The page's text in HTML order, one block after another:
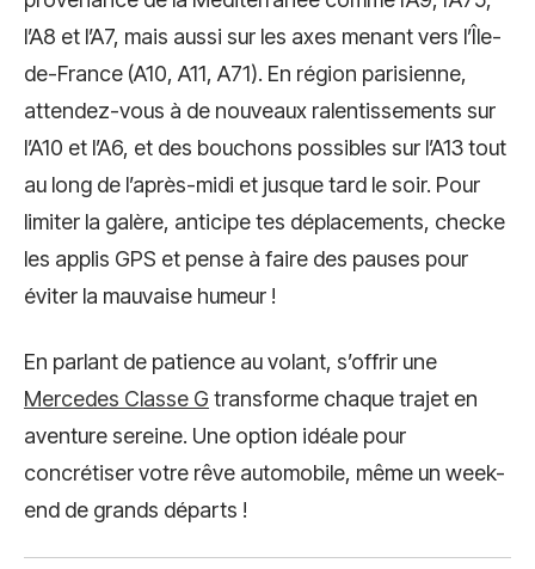
l’A8 et l’A7, mais aussi sur les axes menant vers l’Île-
de-France (A10, A11, A71). En région parisienne,
attendez-vous à de nouveaux ralentissements sur
l’A10 et l’A6, et des bouchons possibles sur l’A13 tout
au long de l’après-midi et jusque tard le soir. Pour
limiter la galère, anticipe tes déplacements, checke
les applis GPS et pense à faire des pauses pour
éviter la mauvaise humeur !
En parlant de patience au volant, s’offrir une
Mercedes Classe G transforme chaque trajet en
aventure sereine. Une option idéale pour
concrétiser votre rêve automobile, même un week-
end de grands départs !